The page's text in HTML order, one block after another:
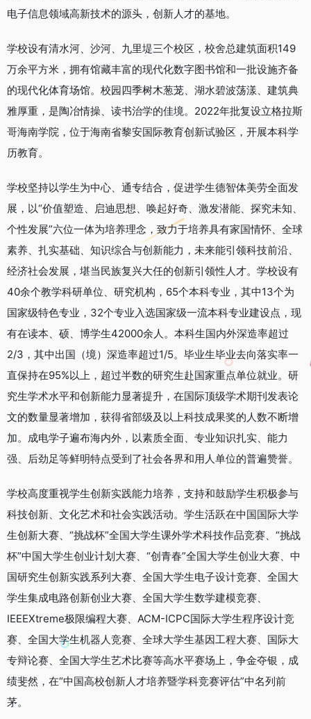
电子信息领域高新技术的源头，创新人才的基地。
学校设有清水河、沙河、九里堤三个校区，校舍总建筑面积149
万余平方米，拥有馆藏丰富的现代化数字图书馆和一批设施齐备
的现代化体育场馆。校园四季树木葱茏、湖水碧波荡漾、建筑典
雅厚重，是陶冶情操、读书治学的佳境。2022年批复设立格拉斯
哥海南学院，位于海南省黎安国际教育创新试验区，开展本科学
历教育。
学校坚持以学生为中心、通专结合，促进学生德智体美劳全面发
展，以“价值塑造、启迪思想、唤起好奇、激发潜能、探究未知、
个性发展”六位一体为培养理念，致力于培养具有家国情怀、全球
素养、扎实基础、知识综合与创新能力，未来能引领科技前沿、
经济社会发展，堪当民族复兴大任的创新引领性人才。学校设有
40余个教学科研单位、研究机构，65个本科专业，其中13个为
国家级特色专业，32个专业入选国家级一流本科专业建设点，现
有在读本、硕、博学生42000余人。本科生国内外深造率超过
2/3，其中出国（境）深造率超过1/5。毕业生毕业去向落实率一
直保持在95%以上，超过半数的研究生赴国家重点单位就业。研
究生学术水平和创新能力显著提升，在国际顶级学术期刊发表论
文的数量显著增加，获得省部级及以上科技成果奖的人数不断增
加。成电学子遍布海内外，以素质全面、专业知识扎实、能力
强、后劲足等鲜明特点受到了社会各界和用人单位的普遍赞誉。
学校高度重视学生创新实践能力培养，支持和鼓励学生积极参与
科技创新、文化艺术和社会实践活动。学生活跃在中国国际大学
生创新大赛、“挑战杯”全国大学生课外学术科技作品竞赛、“挑战
杯”中国大学生创业计划大赛、“创青春”全国大学生创业大赛、中
国研究生创新实践系列大赛、全国大学生电子设计竞赛、全国大
学生集成电路创新创业大赛、全国大学生数学建模竞赛、
IEEEXtreme极限编程大赛、ACM-ICPC国际大学生程序设计竞
赛、全国大学生机器人竞赛、全球大学生基因工程大赛、国际大
专辩论赛、全国大学生艺术比赛等高水平赛场上，争金夺银，成
绩斐然，在“中国高校创新人才培养暨学科竞赛评估”中名列前
茅。